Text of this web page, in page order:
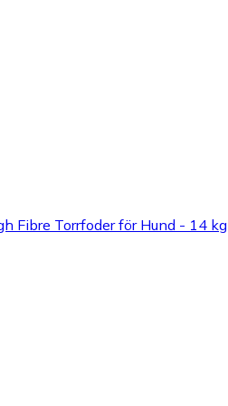
Fibre Torrfoder för Hund - 14 kg